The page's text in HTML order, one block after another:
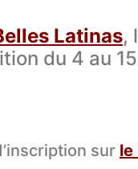
Latinas,
du 4 au
sur le